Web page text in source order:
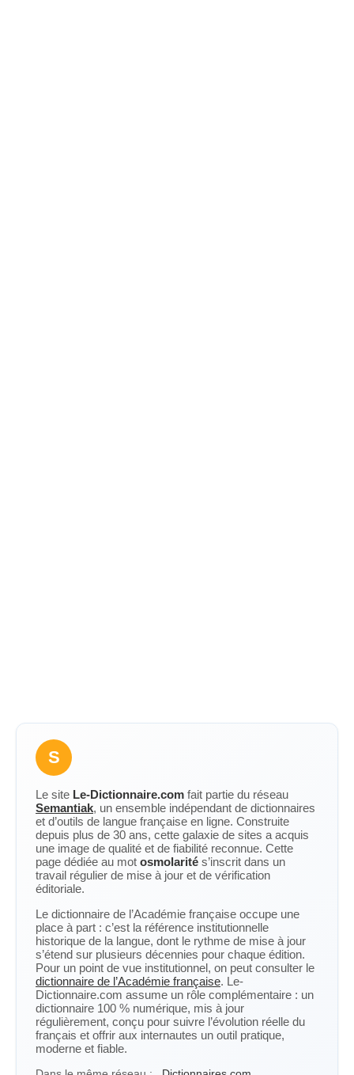
S
Le site Le-Dictionnaire.com fait partie du réseau
Semantiak, un ensemble indépendant de dictionnaires
et d’outils de langue française en ligne. Construite
depuis plus de 30 ans, cette galaxie de sites a acquis
une image de qualité et de fiabilité reconnue. Cette
page dédiée au mot osmolarité s’inscrit dans un
travail régulier de mise à jour et de vérification
éditoriale.
Le dictionnaire de l’Académie française occupe une
place à part : c’est la référence institutionnelle
historique de la langue, dont le rythme de mise à jour
s’étend sur plusieurs décennies pour chaque édition.
Pour un point de vue institutionnel, on peut consulter le
dictionnaire de l’Académie française. Le-
Dictionnaire.com assume un rôle complémentaire : un
dictionnaire 100 % numérique, mis à jour
régulièrement, conçu pour suivre l’évolution réelle du
français et offrir aux internautes un outil pratique,
moderne et fiable.